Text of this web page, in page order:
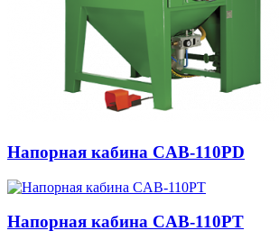
Напорная кабина CAB-110PD
Напорная кабина CAB-110PT